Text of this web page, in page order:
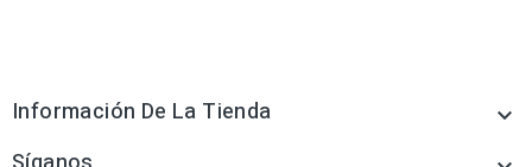
Información De La Tienda 